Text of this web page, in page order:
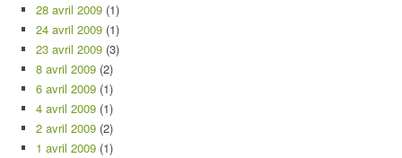
28 avril 2009 (1)
24 avril 2009 (1)
23 avril 2009 (3)
8 avril 2009 (2)
6 avril 2009 (1)
4 avril 2009 (1)
2 avril 2009 (2)
1 avril 2009 (1)